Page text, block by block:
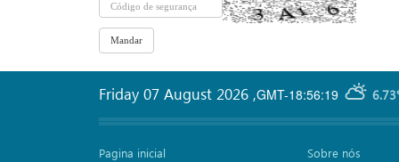
GMT-18:56:19
Friday 07 August 2026 ,
Pagina inicial
Sobre nós